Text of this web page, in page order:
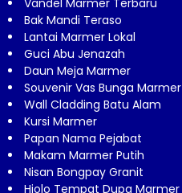
Bak Mandi Teraso
Lantai Marmer Lokal
Guci Abu Jenazah
Daun Meja Marmer
Souvenir Vas Bunga Marmer
Wall Cladding Batu Alam
Kursi Marmer
Papan Nama Pejabat
Makam Marmer Putih
Nisan Bongpay Granit
Hiolo Tempat Dupa Marmer